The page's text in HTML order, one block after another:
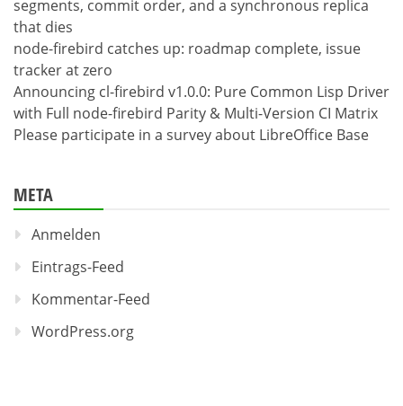
segments, commit order, and a synchronous replica
that dies
node-firebird catches up: roadmap complete, issue
tracker at zero
Announcing cl-firebird v1.0.0: Pure Common Lisp Driver
with Full node-firebird Parity & Multi-Version CI Matrix
Please participate in a survey about LibreOffice Base
META
Anmelden
Eintrags-Feed
Kommentar-Feed
WordPress.org